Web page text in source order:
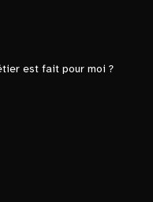
est fait pour moi ?